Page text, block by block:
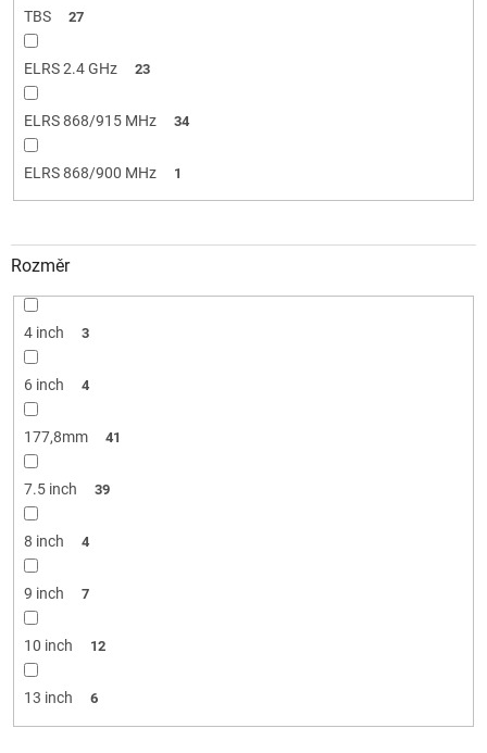
TBS 27
ELRS 2.4 GHz 23
ELRS 868/915 MHz 34
ELRS 868/900 MHz 1
Rozměr
4 inch 3
6 inch 4
177,8mm 41
7.5 inch 39
8 inch 4
9 inch 7
10 inch 12
13 inch 6